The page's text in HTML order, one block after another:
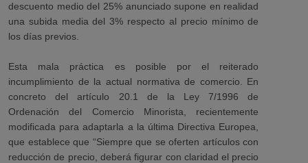
descuento medio del 25% anunciado supone en realidad
una subida media del 3% respecto al precio mínimo de
los días previos.
Esta mala práctica es posible por el reiterado
incumplimiento de la actual normativa de comercio. En
concreto del artículo 20.1 de la Ley 7/1996 de
Ordenación del Comercio Minorista, recientemente
modificada para adaptarla a la última Directiva Europea,
que establece que “Siempre que se oferten artículos con
reducción de precio, deberá figurar con claridad el precio